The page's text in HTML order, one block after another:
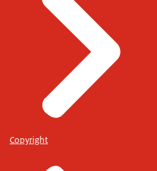
Copyright